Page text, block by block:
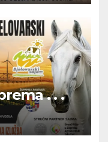
. . .